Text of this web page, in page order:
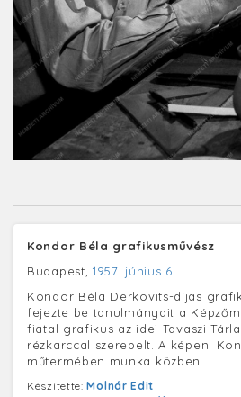
Kondor Béla grafikusművész
Budapest, 1957. június 6.
Kondor Béla Derkovits-díjas
fejezte be tanulmányait a
fiatal grafikus az idei Tavaszi
rézkarccal szerepelt. A képen:
műtermében munka közben.
Készítette:Molnár Edit